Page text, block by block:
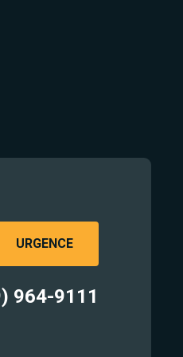
URGENCE
964-9111